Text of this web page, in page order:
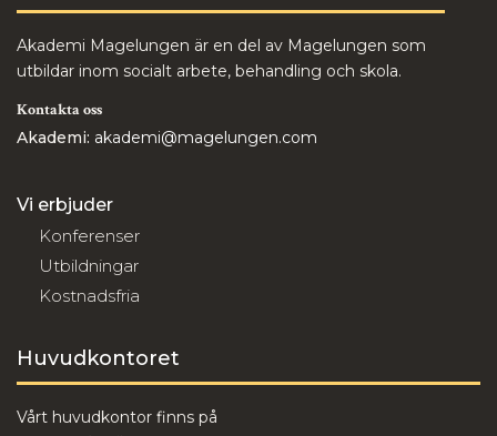
Akademi Magelungen är en del av Magelungen som
utbildar inom socialt arbete, behandling och skola.
Kontakta oss
Akademi: akademi@magelungen.com
Vi erbjuder
Konferenser
Utbildningar
Kostnadsfria
Huvudkontoret
Vårt huvudkontor finns på